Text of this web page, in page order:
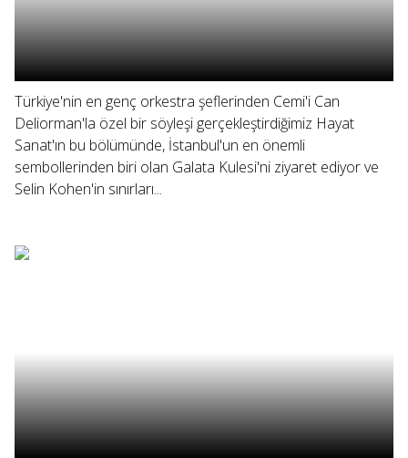
Türkiye'nin en genç orkestra şeflerinden Cemi'i Can
Deliorman'la özel bir söyleşi gerçekleştirdiğimiz Hayat
Sanat'ın bu bölümünde, İstanbul'un en önemli
sembollerinden biri olan Galata Kulesi'ni ziyaret ediyor ve
Selin Kohen'in sınırları...